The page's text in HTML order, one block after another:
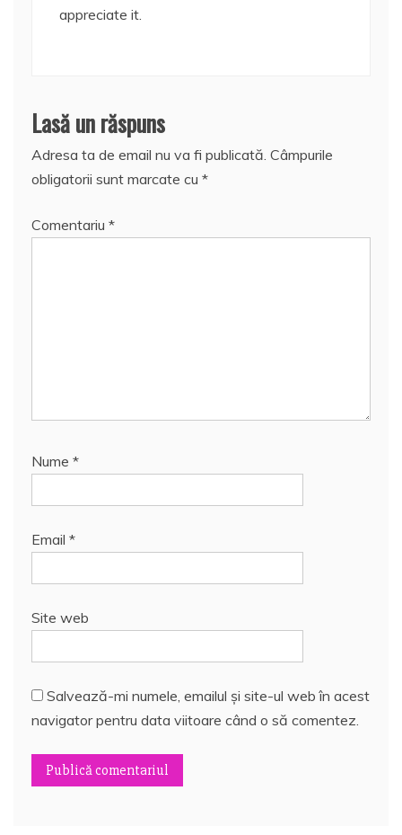
appreciate it.
Lasă un răspuns
Adresa ta de email nu va fi publicată. Câmpurile
obligatorii sunt marcate cu *
Comentariu *
Nume *
Email *
Site web
Salvează-mi numele, emailul și site-ul web în acest
navigator pentru data viitoare când o să comentez.